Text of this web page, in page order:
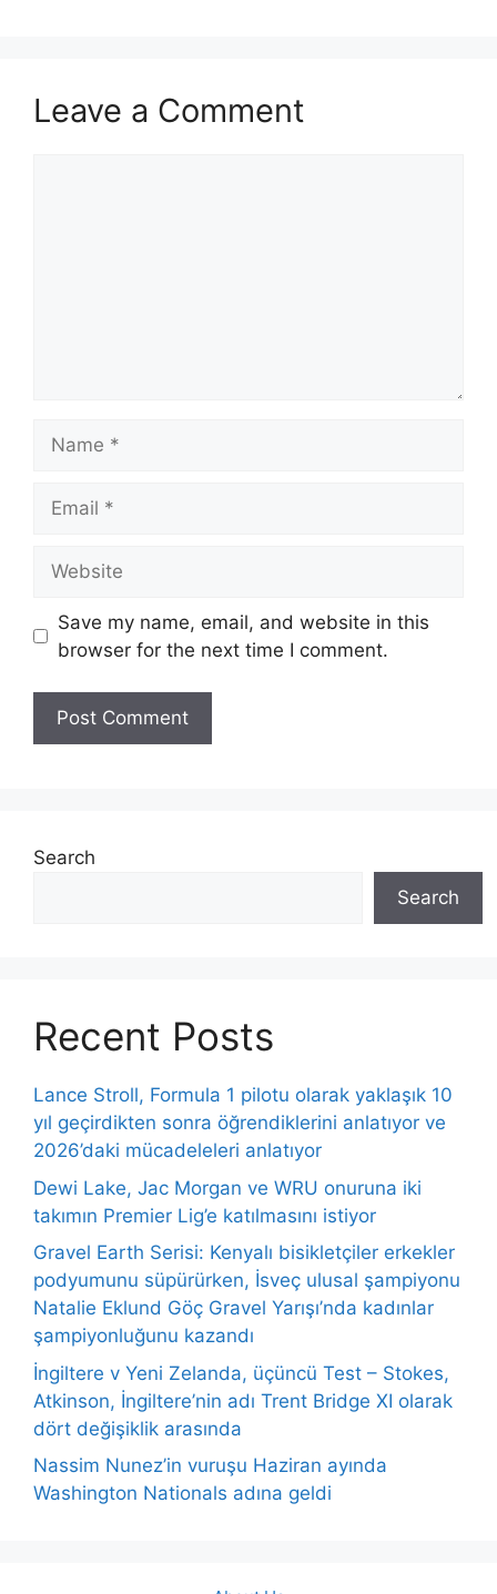
Leave a Comment
Save my name, email, and website in this
browser for the next time I comment.
Search
Search
Recent Posts
Lance Stroll, Formula 1 pilotu olarak yaklaşık 10
yıl geçirdikten sonra öğrendiklerini anlatıyor ve
2026’daki mücadeleleri anlatıyor
Dewi Lake, Jac Morgan ve WRU onuruna iki
takımın Premier Lig’e katılmasını istiyor
Gravel Earth Serisi: Kenyalı bisikletçiler erkekler
podyumunu süpürürken, İsveç ulusal şampiyonu
Natalie Eklund Göç Gravel Yarışı’nda kadınlar
şampiyonluğunu kazandı
İngiltere v Yeni Zelanda, üçüncü Test – Stokes,
Atkinson, İngiltere’nin adı Trent Bridge XI olarak
dört değişiklik arasında
Nassim Nunez’in vuruşu Haziran ayında
Washington Nationals adına geldi